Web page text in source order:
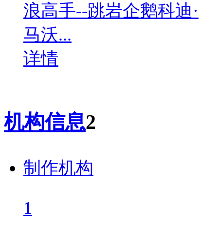
浪高手--跳岩企鹅科迪·
马沃...
详情
机构信息2
制作机构
1